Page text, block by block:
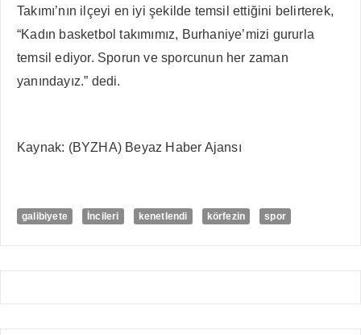
Takımı’nın ilçeyi en iyi şekilde temsil ettiğini belirterek,
“Kadın basketbol takımımız, Burhaniye’mizi gururla
temsil ediyor. Sporun ve sporcunun her zaman
yanındayız.” dedi.
Kaynak: (BYZHA) Beyaz Haber Ajansı
galibiyete İncileri kenetlendi körfezin spor